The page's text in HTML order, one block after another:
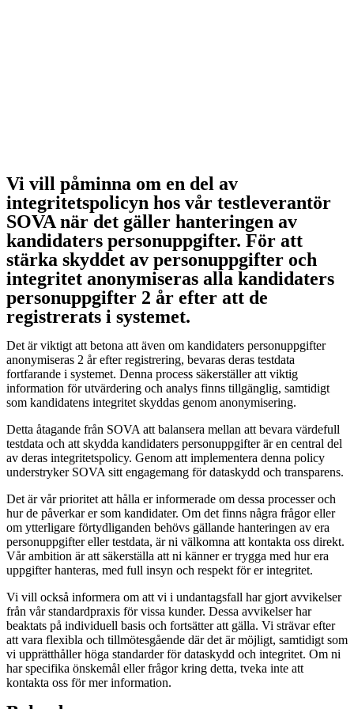
Vi vill påminna om en del av
integritetspolicyn hos vår testleverantör
SOVA när det gäller hanteringen av
kandidaters personuppgifter. För att
stärka skyddet av personuppgifter och
integritet anonymiseras alla kandidaters
personuppgifter 2 år efter att de
registrerats i systemet.
Det är viktigt att betona att även om kandidaters personuppgifter
anonymiseras 2 år efter registrering, bevaras deras testdata
fortfarande i systemet. Denna process säkerställer att viktig
information för utvärdering och analys finns tillgänglig, samtidigt
som kandidatens integritet skyddas genom anonymisering.
Detta åtagande från SOVA att balansera mellan att bevara värdefull
testdata och att skydda kandidaters personuppgifter är en central del
av deras integritetspolicy. Genom att implementera denna policy
understryker SOVA sitt engagemang för dataskydd och transparens.
Det är vår prioritet att hålla er informerade om dessa processer och
hur de påverkar er som kandidater. Om det finns några frågor eller
om ytterligare förtydliganden behövs gällande hanteringen av era
personuppgifter eller testdata, är ni välkomna att kontakta oss direkt.
Vår ambition är att säkerställa att ni känner er trygga med hur era
uppgifter hanteras, med full insyn och respekt för er integritet.
Vi vill också informera om att vi i undantagsfall har gjort avvikelser
från vår standardpraxis för vissa kunder. Dessa avvikelser har
beaktats på individuell basis och fortsätter att gälla. Vi strävar efter
att vara flexibla och tillmötesgående där det är möjligt, samtidigt som
vi upprätthåller höga standarder för dataskydd och integritet. Om ni
har specifika önskemål eller frågor kring detta, tveka inte att
kontakta oss för mer information.